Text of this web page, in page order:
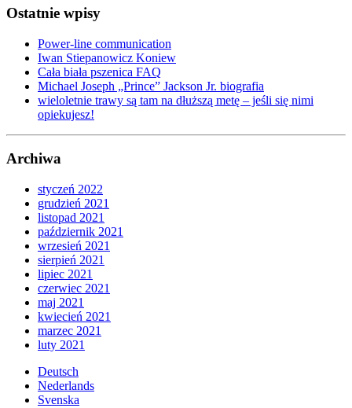
Ostatnie wpisy
Power-line communication
Iwan Stiepanowicz Koniew
Cała biała pszenica FAQ
Michael Joseph „Prince” Jackson Jr. biografia
wieloletnie trawy są tam na dłuższą metę – jeśli się nimi
opiekujesz!
Archiwa
styczeń 2022
grudzień 2021
listopad 2021
październik 2021
wrzesień 2021
sierpień 2021
lipiec 2021
czerwiec 2021
maj 2021
kwiecień 2021
marzec 2021
luty 2021
Deutsch
Nederlands
Svenska